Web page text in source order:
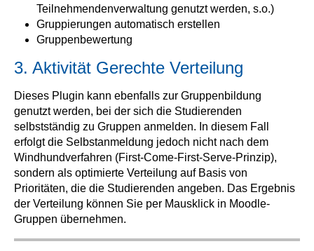
Teilnehmendenverwaltung genutzt werden, s.o.)
Gruppierungen automatisch erstellen
Gruppenbewertung
3. Aktivität Gerechte Verteilung
Dieses Plugin kann ebenfalls zur Gruppenbildung
genutzt werden, bei der sich die Studierenden
selbstständig zu Gruppen anmelden. In diesem Fall
erfolgt die Selbstanmeldung jedoch nicht nach dem
Windhundverfahren (First-Come-First-Serve-Prinzip),
sondern als optimierte Verteilung auf Basis von
Prioritäten, die die Studierenden angeben. Das Ergebnis
der Verteilung können Sie per Mausklick in Moodle-
Gruppen übernehmen.